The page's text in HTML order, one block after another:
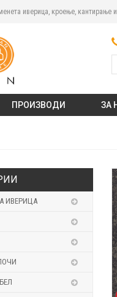
иверица, кроење, кантирање
ПРОИЗВОДИ ЗА
ИВЕРИЦА